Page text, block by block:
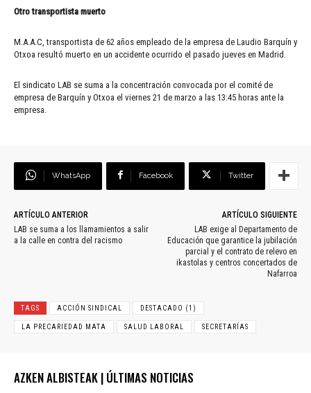
Otro transportista muerto
M.A.A.C, transportista de 62 años empleado de la empresa de Laudio Barquín y
Otxoa resultó muerto en un accidente ocurrido el pasado jueves en Madrid.
El sindicato LAB se suma a la concentración convocada por el comité de
empresa de Barquín y Otxoa el viernes 21 de marzo a las 13:45 horas ante la
empresa.
WhatsApp Facebook Twitter
ARTÍCULO ANTERIOR
LAB se suma a los llamamientos a salir
a la calle en contra del racismo
ARTÍCULO SIGUIENTE
LAB exige al Departamento de
Educación que garantice la jubilación
parcial y el contrato de relevo en
ikastolas y centros concertados de
Nafarroa
TAGS ACCIÓN SINDICAL DESTACADO (1)
LA PRECARIEDAD MATA SALUD LABORAL SECRETARÍAS
AZKEN ALBISTEAK | ÚLTIMAS NOTICIAS